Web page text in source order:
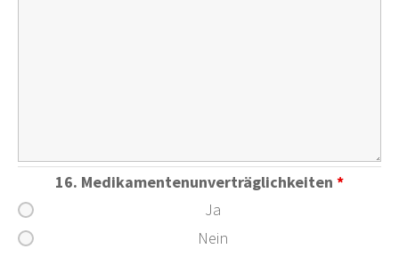
16. Medikamentenunverträglichkeiten *
Ja
Nein